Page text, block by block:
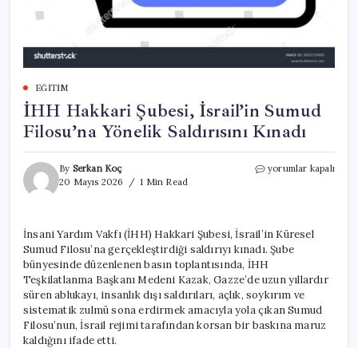
EĞITIM
İHH Hakkari Şubesi, İsrail’in Sumud
Filosu’na Yönelik Saldırısını Kınadı
By Serkan Koç
20 Mayıs 2026
1 Min Read
İHH
Filosu’na
Yönelik
Saldırısını
Kınadı
yorumlar kapalı
İnsani Yardım Vakfı (İHH) Hakkari Şubesi, İsrail’in Küresel
Sumud Filosu’na gerçekleştirdiği saldırıyı kınadı. Şube
bünyesinde düzenlenen basın toplantısında, İHH
Teşkilatlanma Başkanı Medeni Kazak, Gazze’de uzun yıllardır
süren ablukayı, insanlık dışı saldırıları, açlık, soykırım ve
sistematik zulmü sona erdirmek amacıyla yola çıkan Sumud
Filosu’nun, İsrail rejimi tarafından korsan bir baskına maruz
kaldığını ifade etti.